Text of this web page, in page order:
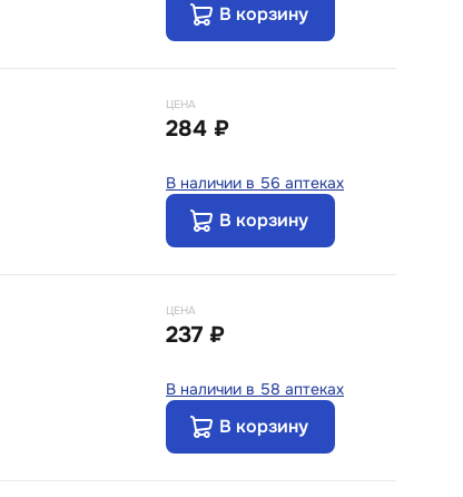
В корзину
ЦЕНА
284 ₽
В наличии в 56 аптеках
В корзину
ЦЕНА
237 ₽
В наличии в 58 аптеках
В корзину